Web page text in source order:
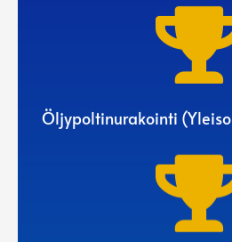
Öljypoltinurakointi